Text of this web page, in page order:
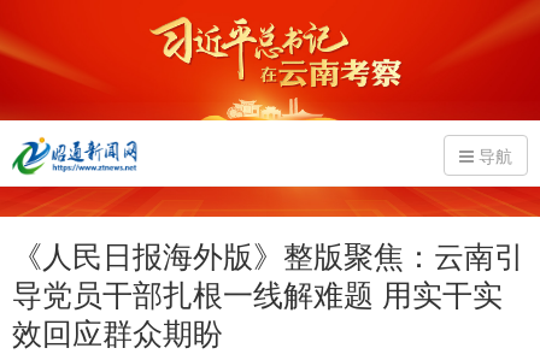
导航
《人民日报海外版》整版聚焦：云南引
导党员干部扎根一线解难题 用实干实
效回应群众期盼